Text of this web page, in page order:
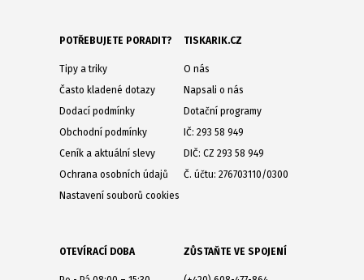
POTŘEBUJETE PORADIT?
Tipy a triky
Často kladené dotazy
Dodací podmínky
Obchodní podmínky
Ceník a aktuální slevy
Ochrana osobních údajů
Nastavení souborů cookies
TISKARIK.CZ
O nás
Napsali o nás
Dotační programy
IČ: 293 58 949
DIČ: CZ 293 58 949
Č. účtu: 276703110/0300
OTEVÍRACÍ DOBA ZŮSTAŇTE VE SPOJENÍ